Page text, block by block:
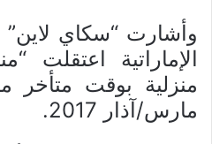
وأشارت “سكاي
الإماراتية اعتقلت
مارس/آذار 2017.